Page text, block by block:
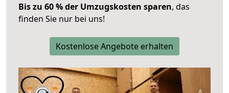
Bis zu 60 % der Umzugskosten sparen, das
finden Sie nur bei uns!
Kostenlose Angebote erhalten